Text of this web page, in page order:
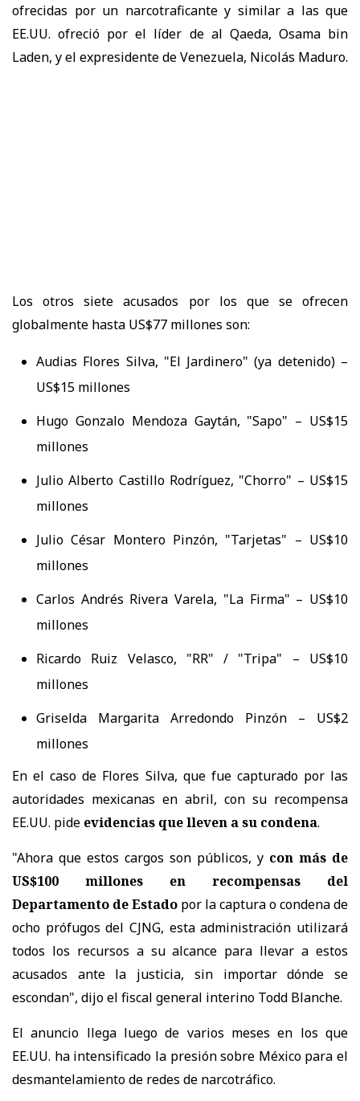
ofrecidas por un narcotraficante y similar a las que
EE.UU. ofreció por el líder de al Qaeda, Osama bin
Laden, y el expresidente de Venezuela, Nicolás Maduro.
Los otros siete acusados por los que se ofrecen
globalmente hasta US$77 millones son:
Audias Flores Silva, "El Jardinero" (ya detenido) –
US$15 millones
Hugo Gonzalo Mendoza Gaytán, "Sapo" – US$15
millones
Julio Alberto Castillo Rodríguez, "Chorro" – US$15
millones
Julio César Montero Pinzón, "Tarjetas" – US$10
millones
Carlos Andrés Rivera Varela, "La Firma" – US$10
millones
Ricardo Ruiz Velasco, "RR" / "Tripa" – US$10
millones
Griselda Margarita Arredondo Pinzón – US$2
millones
En el caso de Flores Silva, que fue capturado por las
autoridades mexicanas en abril, con su recompensa
EE.UU. pide evidencias que lleven a su condena.
"Ahora que estos cargos son públicos, y con más de
US$100 millones en recompensas del
Departamento de Estado por la captura o condena de
ocho prófugos del CJNG, esta administración utilizará
todos los recursos a su alcance para llevar a estos
acusados ante la justicia, sin importar dónde se
escondan", dijo el fiscal general interino Todd Blanche.
El anuncio llega luego de varios meses en los que
EE.UU. ha intensificado la presión sobre México para el
desmantelamiento de redes de narcotráfico.